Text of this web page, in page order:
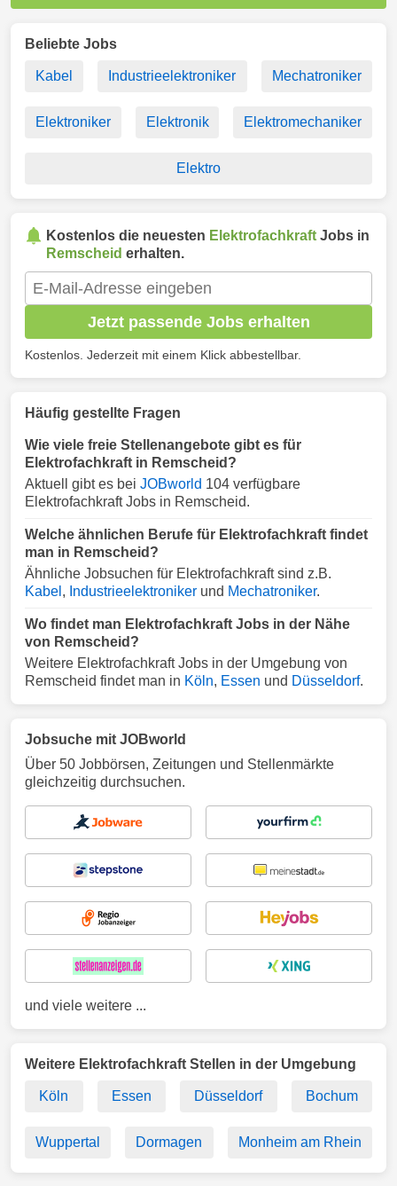
Beliebte Jobs
Kabel Industrieelektroniker Mechatroniker
Elektroniker Elektronik Elektromechaniker
Elektro
Kostenlos die neuesten Elektrofachkraft Jobs in
Remscheid erhalten.
Jetzt passende Jobs erhalten
Kostenlos. Jederzeit mit einem Klick abbestellbar.
Häufig gestellte Fragen
Wie viele freie Stellenangebote gibt es für
Elektrofachkraft in Remscheid?
Aktuell gibt es bei JOBworld 104 verfügbare
Elektrofachkraft Jobs in Remscheid.
Welche ähnlichen Berufe für Elektrofachkraft findet
man in Remscheid?
Ähnliche Jobsuchen für Elektrofachkraft sind z.B.
Kabel , Industrieelektroniker und Mechatroniker.
Wo findet man Elektrofachkraft Jobs in der Nähe
von Remscheid?
Weitere Elektrofachkraft Jobs in der Umgebung von
Remscheid findet man in Köln, Essen und Düsseldorf.
Jobsuche mit JOBworld
Über 50 Jobbörsen, Zeitungen und Stellenmärkte
gleichzeitig durchsuchen.
und viele weitere ...
Weitere Elektrofachkraft Stellen in der Umgebung
Köln Essen Düsseldorf Bochum
Wuppertal Dormagen Monheim am Rhein